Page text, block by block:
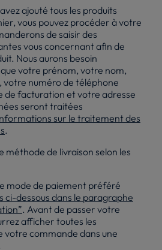
ajouté tous les produits
vous pouvez procéder à votre
de saisir des
vous concernant afin de
Nous aurons besoin
votre prénom, votre nom,
votre numéro de téléphone
de facturation et votre adresse
seront traitées
sur le traitement des
.
méthode de livraison selon les
mode de paiement préféré
ci-dessous dans le paragraphe
. Avant de passer votre
afficher toutes les
votre commande dans une